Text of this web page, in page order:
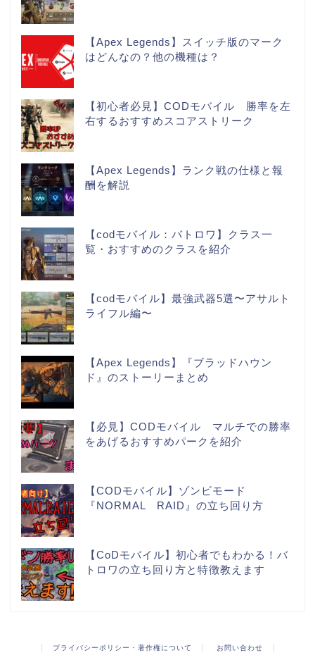
【Apex Legends】スイッチ版のマーク
はどんなの？他の機種は？
【初心者必見】CODモバイル 勝率を左
右するおすすめスコアストリーク
【Apex Legends】ランク戦の仕様と報
酬を解説
【codモバイル：バトロワ】クラス一
覧・おすすめのクラスを紹介
【codモバイル】最強武器5選〜アサルト
ライフル編〜
【Apex Legends】『ブラッドハウン
ド』のストーリーまとめ
【必見】CODモバイル マルチでの勝率
をあげるおすすめパークを紹介
【CODモバイル】ゾンビモード
『NORMAL RAID』の立ち回り方
【CoDモバイル】初心者でもわかる！バ
トロワの立ち回り方と特徴教えます
プライバシーポリシー・著作権について お問い合わせ